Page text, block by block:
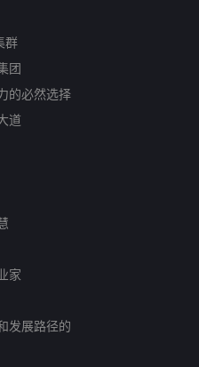
群
团
的必然选择
道
家
发展路径的